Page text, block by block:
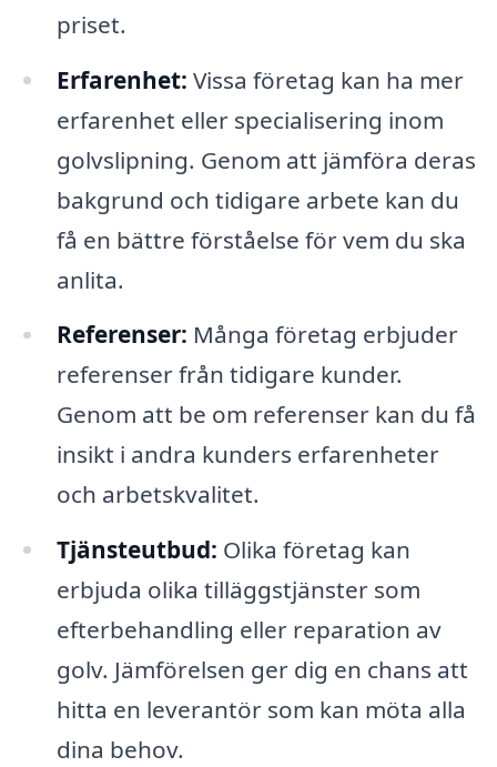
priset.
Erfarenhet: Vissa företag kan ha mer
erfarenhet eller specialisering inom
golvslipning. Genom att jämföra deras
bakgrund och tidigare arbete kan du
få en bättre förståelse för vem du ska
anlita.
Referenser: Många företag erbjuder
referenser från tidigare kunder.
Genom att be om referenser kan du få
insikt i andra kunders erfarenheter
och arbetskvalitet.
Tjänsteutbud: Olika företag kan
erbjuda olika tilläggstjänster som
efterbehandling eller reparation av
golv. Jämförelsen ger dig en chans att
hitta en leverantör som kan möta alla
dina behov.